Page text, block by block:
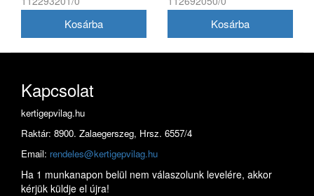
Kapcsolat
kertigepvilag.hu
Raktár: 8900. Zalaegerszeg, Hrsz. 6557/4
Email: rendeles@kertigepvilag.hu
Ha 1 munkanapon belül nem válaszolunk levelére, akkor
kérjük küldje el újra!